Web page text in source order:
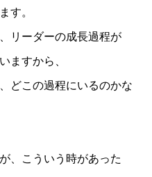
す。
リーダーの成長過程が
ますから、
どこの過程にいるのかな
、こういう時があった